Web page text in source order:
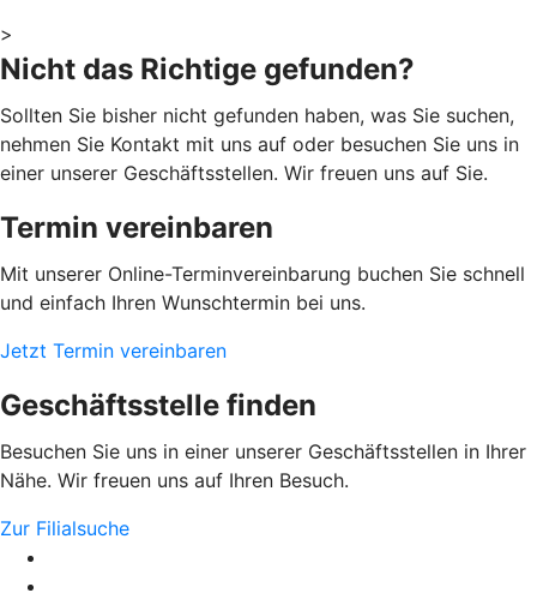
>
Nicht das Richtige gefunden?
Sollten Sie bisher nicht gefunden haben, was Sie suchen,
nehmen Sie Kontakt mit uns auf oder besuchen Sie uns in
einer unserer Geschäftsstellen. Wir freuen uns auf Sie.
Termin vereinbaren
Mit unserer Online-Terminvereinbarung buchen Sie schnell
und einfach Ihren Wunschtermin bei uns.
Jetzt Termin vereinbaren
Geschäftsstelle finden
Besuchen Sie uns in einer unserer Geschäftsstellen in Ihrer
Nähe. Wir freuen uns auf Ihren Besuch.
Zur Filialsuche